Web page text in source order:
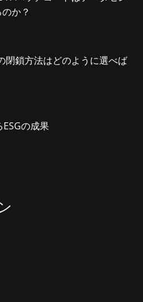
か？
閉鎖方法はどのように選べば
ESGの成果